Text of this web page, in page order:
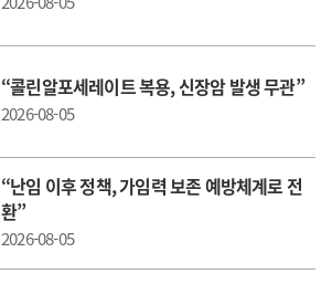
“콜린알포세레이트 복용, 신장암 발생 무관”
2026-08-05
“난임 이후 정책, 가임력 보존 예방체계로 전
환”
2026-08-05